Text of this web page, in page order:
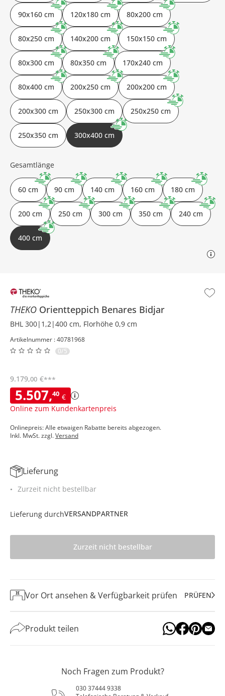
THEKO Orientteppich Benares Bidjar
BHL 300|1,2|400 cm, Florhöhe 0,9 cm
Artikelnummer : 40781968
0/5
5.507,40 €
Online zum Kundenkartenpreis
9.179,00 €***
Onlinepreis: Alle etwaigen Rabatte bereits abgezogen.
Inkl. MwSt. zzgl.Versand
90x160 cm 120x180 cm 80x200 cm
80x250 cm 140x200 cm 150x150 cm
80x300 cm 80x350 cm 170x240 cm
80x400 cm 200x250 cm 200x200 cm
200x300 cm 250x300 cm 250x250 cm
250x350 cm 300x400 cm
Gesamtlänge
60 cm 90 cm 140 cm 160 cm 180 cm
200 cm 250 cm 300 cm 350 cm 240 cm
400 cm
Lieferung
Zurzeit nicht bestellbar
Lieferung durchVERSANDPARTNER
Zurzeit nicht bestellbar
Vor Ort ansehen & Verfügbarkeit prüfen PRÜFEN
Produkt teilen
Noch Fragen zum Produkt?
030 37444 9338